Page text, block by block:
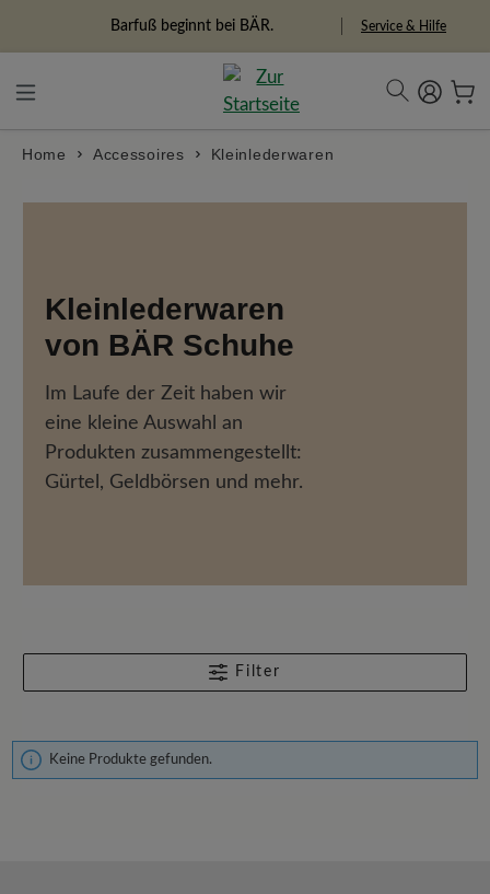
Barfuß beginnt bei BÄR. Service & Hilfe
Home Accessoires Kleinlederwaren
Kleinlederwaren
von BÄR Schuhe
Im Laufe der Zeit haben wir
eine kleine Auswahl an
Produkten zusammengestellt:
Gürtel, Geldbörsen und mehr.
Filter
Keine Produkte gefunden.